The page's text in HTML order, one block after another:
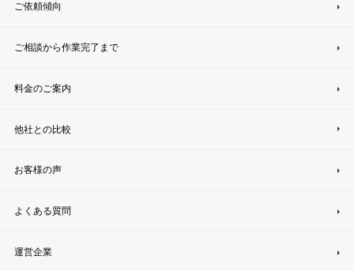
ご依頼傾向
ご相談から作業完了まで
料金のご案内
他社との比較
お客様の声
よくある質問
運営企業